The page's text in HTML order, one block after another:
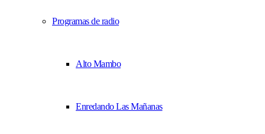
Programas de radio
Alto Mambo
Enredando Las Mañanas